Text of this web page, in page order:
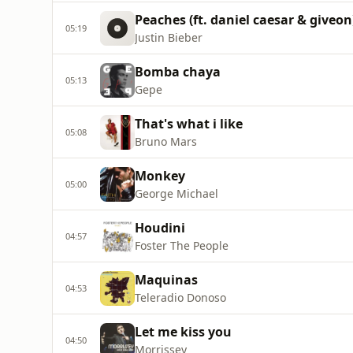
05:19 Peaches (ft. daniel caesar &
Justin Bieber
05:13 Bomba chaya
Gepe
05:08 That's what i like
Bruno Mars
05:00 Monkey
George Michael
04:57 Houdini
Foster The People
04:53 Maquinas
Teleradio Donoso
04:50 Let me kiss you
Morrissey